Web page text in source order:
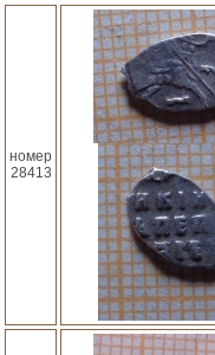
номер
28413